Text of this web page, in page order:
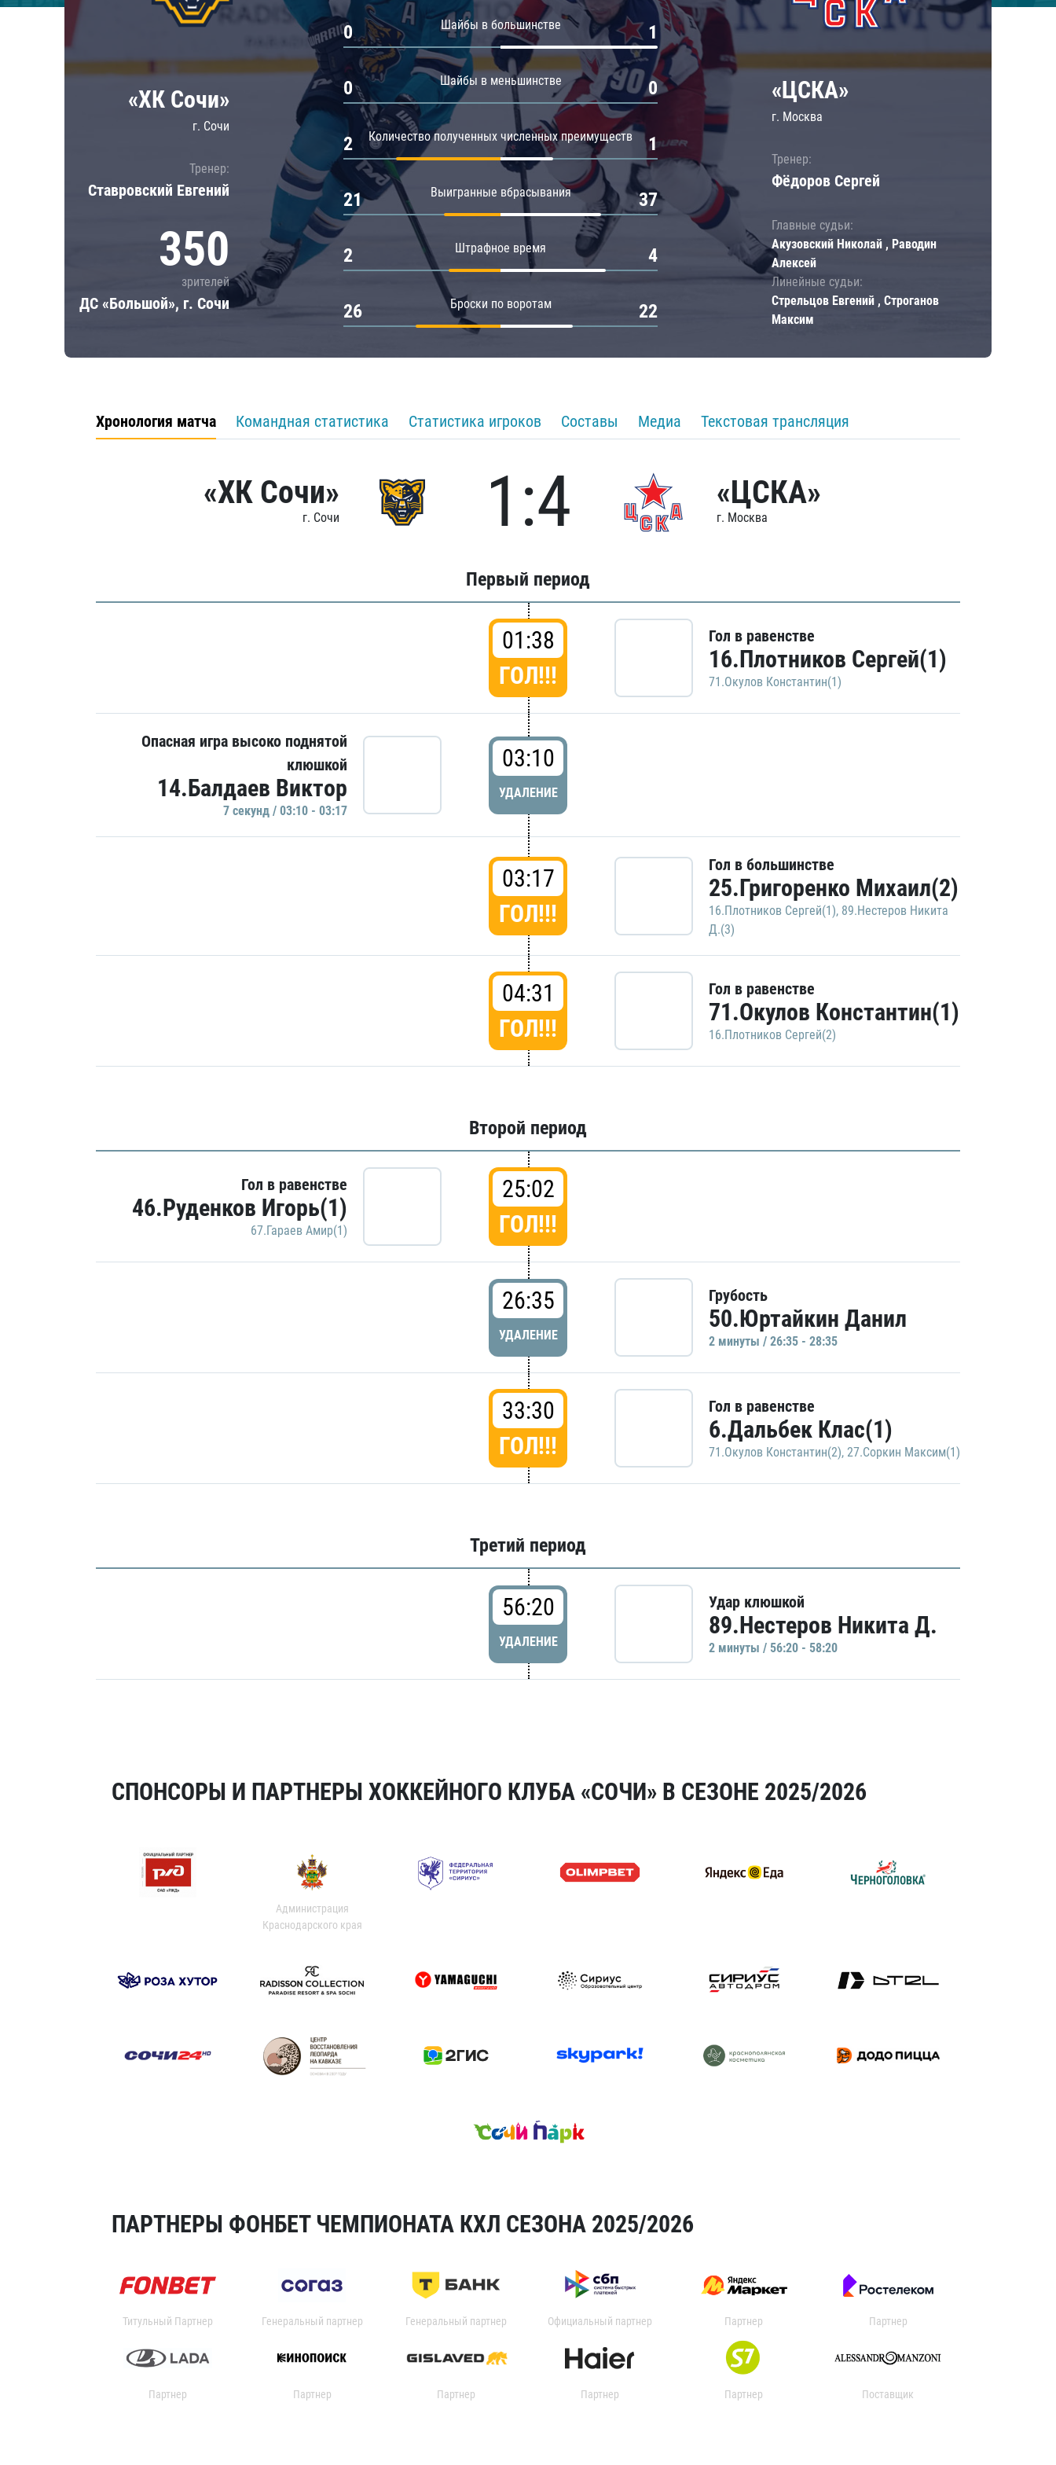
Локомотив
ЦСКА
Шанхайские Драконы
Амур
Барыс
Салават Юлаев
«ХК Сочи»
г. Сочи
Тренер:
Ставровский Евгений
350
зрителей
ДС «Большой», г. Сочи
Шайбы в большинстве
0 1
Шайбы в меньшинстве
0 0
Количество полученных численных преимуществ
2 1
Выигранные вбрасывания
21 37
Штрафное время
2 4
Броски по воротам
26 22
«ЦСКА»
г. Москва
Тренер:
Фёдоров Сергей
Главные судьи:
Акузовский Николай , Раводин
Алексей
Линейные судьи:
Стрельцов Евгений , Строганов
Максим
Хронология матча Командная статистика Статистика игроков Составы Медиа Текстовая трансляция
«ХК Сочи»
г. Сочи 1:4 «ЦСКА»
г. Москва
Первый период
01:38
ГОЛ!!!
Гол в равенстве
16.Плотников Сергей(1)
71.Окулов Константин(1)
Опасная игра высоко поднятой
клюшкой
14.Балдаев Виктор
7 секунд / 03:10 - 03:17
03:10
УДАЛЕНИЕ
03:17
ГОЛ!!!
Гол в большинстве
25.Григоренко Михаил(2)
16.Плотников Сергей(1), 89.Нестеров Никита
Д.(3)
04:31
ГОЛ!!!
Гол в равенстве
71.Окулов Константин(1)
16.Плотников Сергей(2)
Второй период
Гол в равенстве
46.Руденков Игорь(1)
67.Гараев Амир(1)
25:02
ГОЛ!!!
26:35
УДАЛЕНИЕ
Грубость
50.Юртайкин Данил
2 минуты / 26:35 - 28:35
33:30
ГОЛ!!!
Гол в равенстве
6.Дальбек Клас(1)
71.Окулов Константин(2), 27.Соркин Максим(1)
Третий период
56:20
УДАЛЕНИЕ
Удар клюшкой
89.Нестеров Никита Д.
2 минуты / 56:20 - 58:20
СПОНСОРЫ И ПАРТНЕРЫ ХОККЕЙНОГО КЛУБА «СОЧИ» В СЕЗОНЕ 2025/2026
Администрация
Краснодарского края
ПАРТНЕРЫ ФОНБЕТ ЧЕМПИОНАТА КХЛ СЕЗОНА 2025/2026
Титульный Партнер Генеральный партнер Генеральный партнер Официальный партнер Партнер Партнер
Партнер Партнер Партнер Партнер Партнер Поставщик